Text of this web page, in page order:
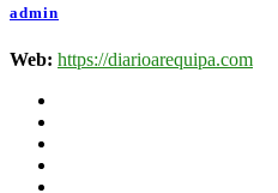
admin
Web: https://diarioarequipa.com